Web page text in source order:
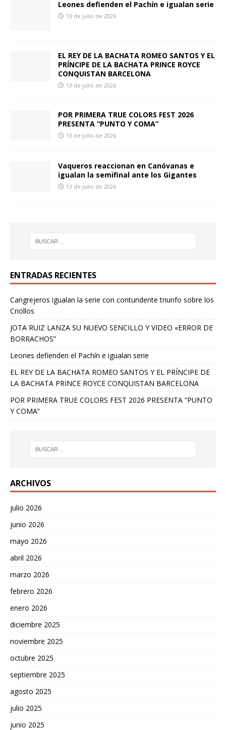
Leones defienden el Pachín e igualan serie
13 de julio de 2026
EL REY DE LA BACHATA ROMEO SANTOS Y EL
PRÍNCIPE DE LA BACHATA PRINCE ROYCE
CONQUISTAN BARCELONA
13 de julio de 2026
POR PRIMERA TRUE COLORS FEST 2026
PRESENTA “PUNTO Y COMA”
13 de julio de 2026
Vaqueros reaccionan en Canóvanas e
igualan la semifinal ante los Gigantes
13 de julio de 2026
ENTRADAS RECIENTES
Cangrejeros igualan la serie con contundente triunfo sobre los
Criollos
JOTA RUIZ LANZA SU NUEVO SENCILLO Y VIDEO «ERROR DE
BORRACHOS”
Leones defienden el Pachín e igualan serie
EL REY DE LA BACHATA ROMEO SANTOS Y EL PRÍNCIPE DE
LA BACHATA PRINCE ROYCE CONQUISTAN BARCELONA
POR PRIMERA TRUE COLORS FEST 2026 PRESENTA “PUNTO
Y COMA”
ARCHIVOS
julio 2026
junio 2026
mayo 2026
abril 2026
marzo 2026
febrero 2026
enero 2026
diciembre 2025
noviembre 2025
octubre 2025
septiembre 2025
agosto 2025
julio 2025
junio 2025